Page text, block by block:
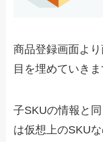
商品登録画面よ
目を埋めていきま
子SKUの情報と
は仮想上のSKU